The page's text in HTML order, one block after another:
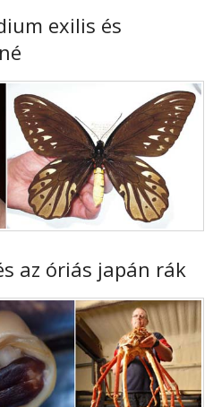
exilis és
az óriás japán rák